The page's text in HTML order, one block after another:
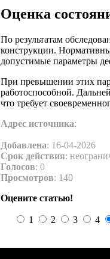
Оценка
По результатам
конструкции.
допустимые параметры
При превышении этих
работоспособной.
что требует
Адрес источника:
Добавлена: 16-04-2026
Срок действия:
Голосов: 0
Просмотров: 140
Оцените статью!
1 2 3 4